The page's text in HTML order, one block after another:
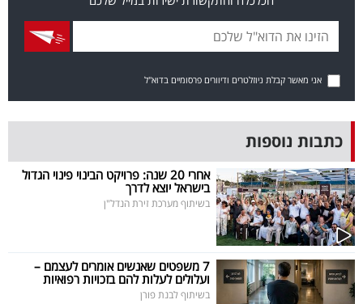
40
UNDER
40
שיתופי
פעולה
דרושים
ניוזלטרים
אני מאשר קבלת ניוזלטרים ודיוורים פרסומיים בדוא"ל
כתבות נוספות
אחרי 20 שנה: פרויקט הבינוי פינוי הגדול
בישראל יוצא לדרך
בשיתוף מערכת זירת הנדל"ן
7 משפטים שאנשים אומרים לעצמם –
ועלולים לעלות להם בזכויות רפואיות
בשיתוף לבנת פורן